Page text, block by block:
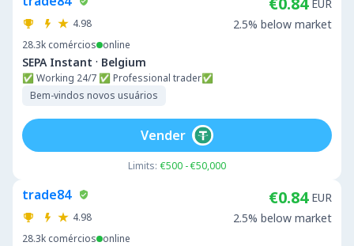
4.98
28.3k comércios online
SEPA Instant · Belgium
✅ Working 24/7 ✅ Professional trader✅
Bem-vindos novos usuários
EUR
2.5% below market
Limits: €500 - €50,000
Vender
trade84
4.98
28.3k comércios online
€0.84 EUR
2.5% below market